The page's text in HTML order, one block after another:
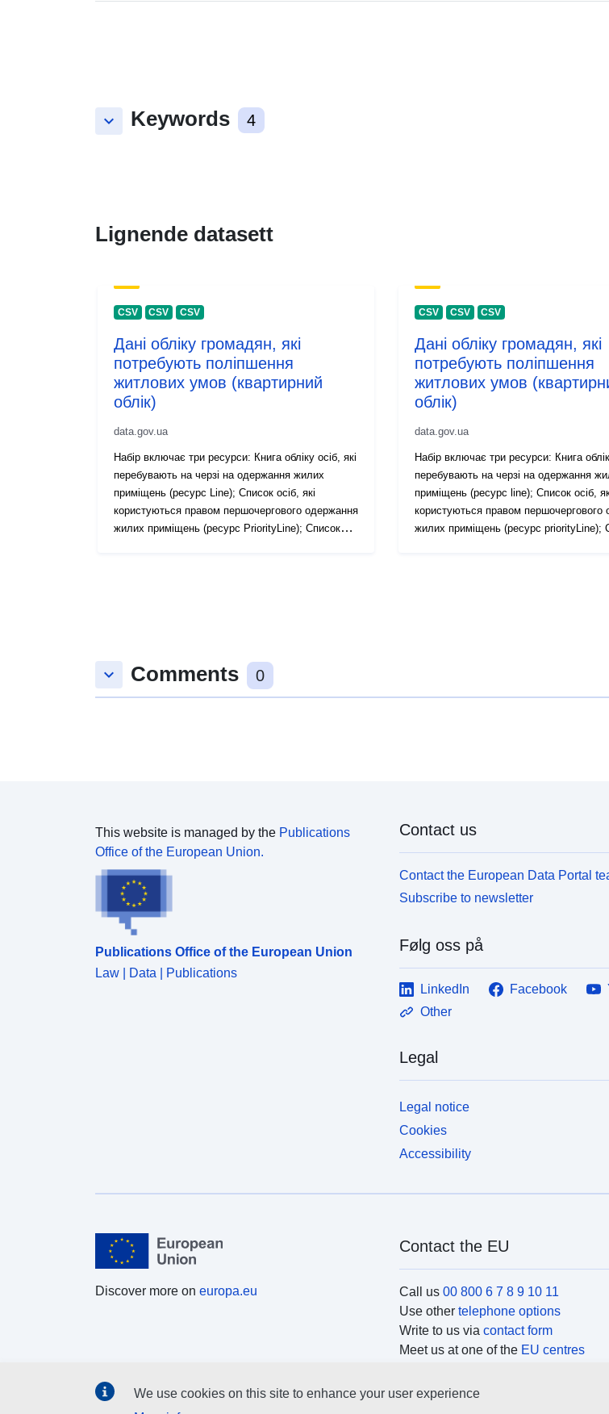
keyboard_arrow_down Keywords 4
Lignende datasett
CSV CSV CSV
Дані обліку громадян, які
потребують поліпшення
житлових умов (квартирний
облік)
data.gov.ua
Набір включає три ресурси: Книга обліку осіб, які
перебувають на черзі на одержання жилих
приміщень (ресурс Line); Список осіб, які
користуються правом першочергового одержання
жилих приміщень (ресурс PriorityLine); Список
CSV CSV CSV
Дані обліку громадян, які
потребують поліпшення
житлових умов
облік)
data.gov.ua
Набір включає три ресурси: Книга
перебувають на черзі на одержання
приміщень (ресурс line); Список осіб,
користуються правом першочергового
жилих приміщень (ресурс priorityLine);
keyboard_arrow_down Comments 0
This website is managed by the Publications
Office of the European Union.
Publications Office of the European Union
Law | Data | Publications
Contact us
Contact the European Data Portal
Subscribe to newsletter
Følg oss på
LinkedIn Facebook
Other
Legal
Legal notice
Cookies
Accessibility
Discover more on europa.eu
Contact the EU
Call us 00 800 6 7 8 9 10 11
Use other telephone options
Write to us via contact form
Meet us at one of the EU centres
We use cookies on this site to enhance your user experience